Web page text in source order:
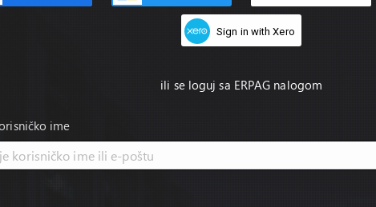
Sign in with Xero
ili se loguj sa ERPAG nalogom
ime